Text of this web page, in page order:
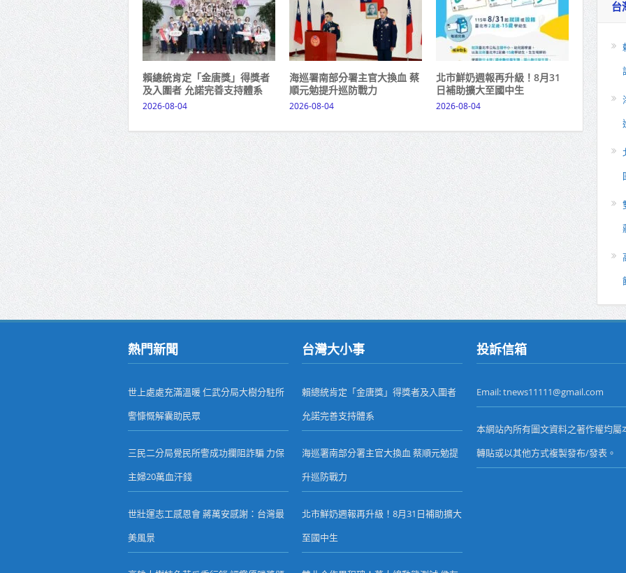
賴總統肯定「金唐獎」得獎者
及入圍者 允諾完善支持體系
2026-08-04
海巡署南部分署主官大換血 蔡
順元勉提升巡防戰力
2026-08-04
北市鮮奶週報再升級！8月31
日補助擴大至國中生
2026-08-04
台
熱門新聞
世上處處充滿溫暖 仁武分局大樹分駐所
警慷慨解囊助民眾
三民二分局覺民所警成功攔阻詐騙 力保
主婦20萬血汗錢
世壯運志工感恩會 蔣萬安感謝：台灣最
美風景
台灣大小事
賴總統肯定「金唐獎」得獎者及入圍者
允諾完善支持體系
海巡署南部分署主官大換血 蔡順元勉提
升巡防戰力
北市鮮奶週報再升級！8月31日補助擴大
至國中生
投訴信箱
Email: tnews11111@gmail.com
本網站內所有圖文資料之著作權均
轉貼或以其他方式複製發布/發表。